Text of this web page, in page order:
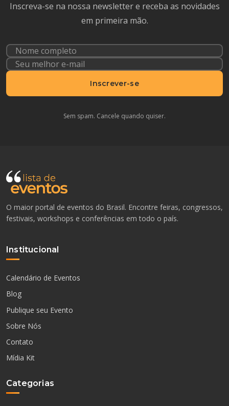
Inscreva-se na nossa newsletter e receba as novidades
em primeira mão.
Inscrever-se
Sem spam. Cancele quando quiser.
O maior portal de eventos do Brasil. Encontre feiras, congressos,
festivais, workshops e conferências em todo o país.
Institucional
Calendário de Eventos
Blog
Publique seu Evento
Sobre Nós
Contato
Mídia Kit
Categorias